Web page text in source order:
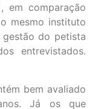
em comparação
mesmo instituto
gestão do petista
entrevistados.
bem avaliado
Já os que